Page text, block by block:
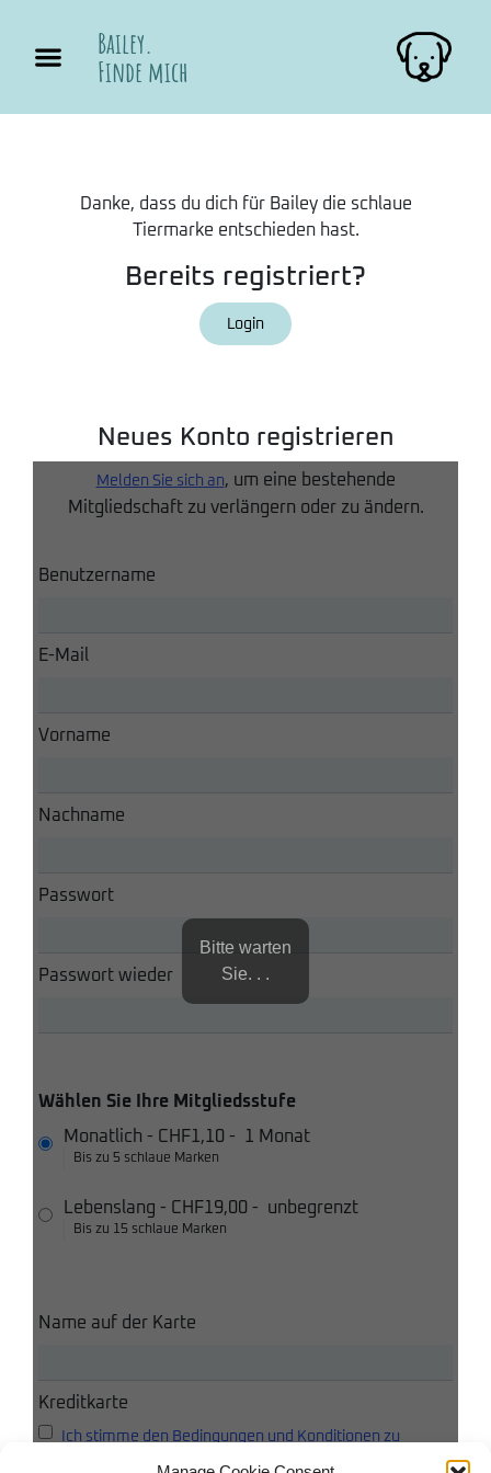
Bailey.
Finde mich
Danke, dass du dich für Bailey die schlaue
Tiermarke entschieden hast.
Bereits registriert?
Login
Neues Konto registrieren
Melden Sie sich an, um eine bestehende
Mitgliedschaft zu verlängern oder zu ändern.
Benutzername
E-Mail
Vorname
Nachname
Passwort
Passwort wieder
Wählen Sie Ihre Mitgliedsstufe
Monatlich - CHF1,10 - 1 Monat
Bis zu 5 schlaue Marken
Lebenslang - CHF19,00 - unbegrenzt
Bis zu 15 schlaue Marken
Name auf der Karte
Kreditkarte
Ich stimme den Bedingungen und Konditionen zu
Bitte warten
Sie. . .